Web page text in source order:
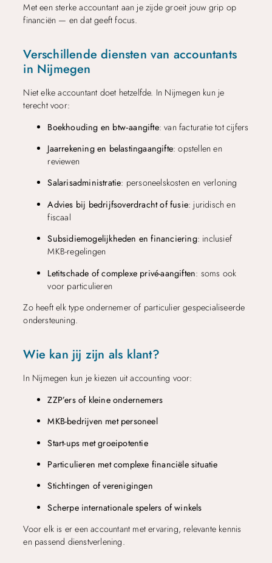
Met een sterke accountant aan je zijde groeit jouw grip op
financiën — en dat geeft focus.
Verschillende diensten van accountants
in Nijmegen
Niet elke accountant doet hetzelfde. In Nijmegen kun je
terecht voor:
Boekhouding en btw‑aangifte: van facturatie tot cijfers
Jaarrekening en belastingaangifte: opstellen en
reviewen
Salarisadministratie: personeelskosten en verloning
Advies bij bedrijfsoverdracht of fusie: juridisch en
fiscaal
Subsidiemogelijkheden en financiering: inclusief
MKB-regelingen
Letitschade of complexe privé-aangiften: soms ook
voor particulieren
Zo heeft elk type ondernemer of particulier gespecialiseerde
ondersteuning.
Wie kan jij zijn als klant?
In Nijmegen kun je kiezen uit accounting voor:
ZZP’ers of kleine ondernemers
MKB-bedrijven met personeel
Start-ups met groeipotentie
Particulieren met complexe financiële situatie
Stichtingen of verenigingen
Scherpe internationale spelers of winkels
Voor elk is er een accountant met ervaring, relevante kennis
en passend dienstverlening.